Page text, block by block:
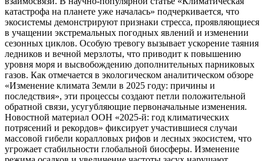
катастрофа на планете уже началась» подчеркивается, что
экосистемы демонстрируют признаки стресса, проявляющиеся
в учащении экстремальных погодных явлений и изменении
сезонных циклов. Особую тревогу вызывает ускорение таяния
ледников и вечной мерзлоты, что приводит к повышению
уровня моря и высвобождению дополнительных парниковых
газов. Как отмечается в экологическом аналитическом обзоре
«Изменение климата Земли в 2025 году: причины и
последствия», эти процессы создают петли положительной
обратной связи, усугубляющие первоначальные изменения.
Новостной материал ООН «2025-й: год климатических
потрясений и рекордов» фиксирует участившиеся случаи
массовой гибели коралловых рифов и лесных экосистем, что
угрожает стабильности глобальной биосферы. Изменение